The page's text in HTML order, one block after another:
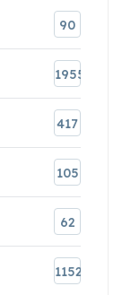
90
1955
417
105
62
1152